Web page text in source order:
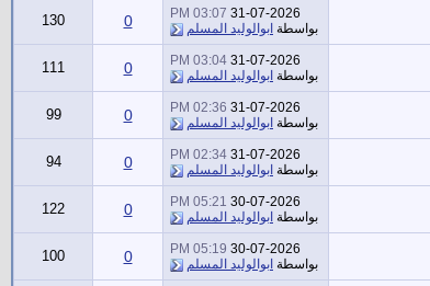
31-07-2026
03:07 PM
بواسطة ابوالوليد المسلم 0
130
31-07-2026
03:04 PM
بواسطة ابوالوليد المسلم 0
111
31-07-2026
02:36 PM
بواسطة ابوالوليد المسلم 0
99
31-07-2026
02:34 PM
بواسطة ابوالوليد المسلم 0
94
30-07-2026
05:21 PM
بواسطة ابوالوليد المسلم 0
122
30-07-2026
05:19 PM
بواسطة ابوالوليد المسلم 0
100